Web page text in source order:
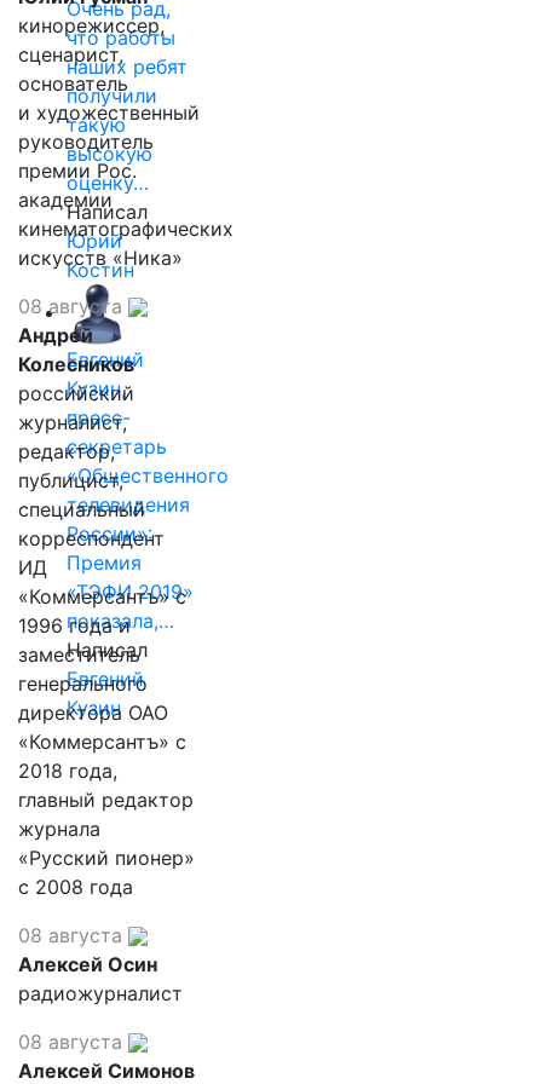
Очень рад,
что работы
наших ребят
получили
такую
высокую
оценку…
Написал
Юрий
Костин
Евгений
Кузин,
пресс-
секретарь
«Общественного
телевидения
России»:
Премия
«ТЭФИ 2019»
показала,…
Написал
Евгений
Кузин
кинорежиссер,
сценарист,
основатель
и художественный
руководитель
премии Рос.
академии
кинематографических
искусств «Ника»
08 августа
Андрей
Колесников
российский
журналист,
редактор,
публицист,
специальный
корреспондент
ИД
«Коммерсантъ» с
1996 года и
заместитель
генерального
директора ОАО
«Коммерсантъ» с
2018 года,
главный редактор
журнала
«Русский пионер»
с 2008 года
08 августа
Алексей Осин
радиожурналист
08 августа
Алексей Симонов